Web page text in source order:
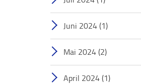
Juni 2024(1)
Mai 2024(2)
April 2024(1)